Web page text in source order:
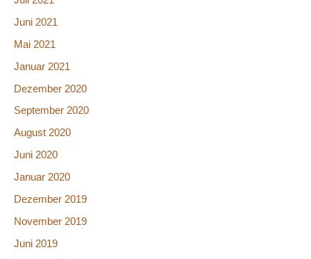
Juni 2021
Mai 2021
Januar 2021
Dezember 2020
September 2020
August 2020
Juni 2020
Januar 2020
Dezember 2019
November 2019
Juni 2019